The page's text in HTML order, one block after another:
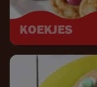
KOEKJES
Image